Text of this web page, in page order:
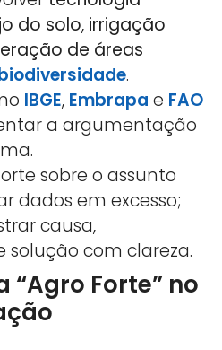
do solo, irrigação
de áreas
.
IBGE, Embrapa e FAO
a argumentação
sobre o assunto
dados em excesso;
causa,
solução com clareza.
“Agro Forte” no